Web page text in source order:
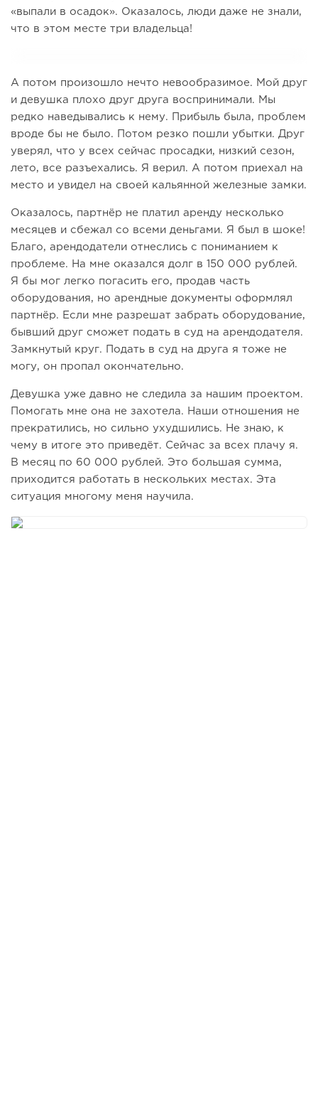
«выпали в осадок». Оказалось, люди даже не знали,
что в этом месте три владельца!
А потом произошло нечто невообразимое. Мой друг
и девушка плохо друг друга воспринимали. Мы
редко наведывались к нему. Прибыль была, проблем
вроде бы не было. Потом резко пошли убытки. Друг
уверял, что у всех сейчас просадки, низкий сезон,
лето, все разъехались. Я верил. А потом приехал на
место и увидел на своей кальянной железные замки.
Оказалось, партнёр не платил аренду несколько
месяцев и сбежал со всеми деньгами. Я был в шоке!
Благо, арендодатели отнеслись с пониманием к
проблеме. На мне оказался долг в 150 000 рублей.
Я бы мог легко погасить его, продав часть
оборудования, но арендные документы оформлял
партнёр. Если мне разрешат забрать оборудование,
бывший друг сможет подать в суд на арендодателя.
Замкнутый круг. Подать в суд на друга я тоже не
могу, он пропал окончательно.
Девушка уже давно не следила за нашим проектом.
Помогать мне она не захотела. Наши отношения не
прекратились, но сильно ухудшились. Не знаю, к
чему в итоге это приведёт. Сейчас за всех плачу я.
В месяц по 60 000 рублей. Это большая сумма,
приходится работать в нескольких местах. Эта
ситуация многому меня научила.